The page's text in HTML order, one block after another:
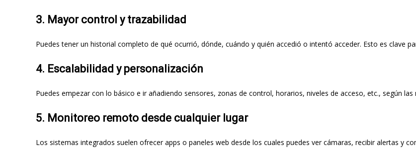
3. Mayor control y trazabilidad
Puedes tener un historial completo de qué ocurrió, dónde, cuándo y quién accedió o intentó acceder. Esto es clave
4. Escalabilidad y personalización
Puedes empezar con lo básico e ir añadiendo sensores, zonas de control, horarios, niveles de acceso, etc., según las
5. Monitoreo remoto desde cualquier lugar
Los sistemas integrados suelen ofrecer apps o paneles web desde los cuales puedes ver cámaras, recibir alertas y